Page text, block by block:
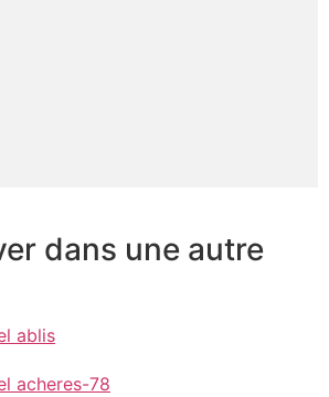
dans une autre
ablis
acheres-78